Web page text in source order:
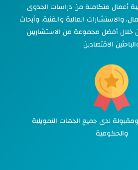
أعمال متكاملة من دراسات الجدوى
والاستشارات المالية والفنية، وأبحاث
أفضل مجموعة من الاستشاريين
الاقتصادين
لدى جميع الجهات التمويلية
والحكومية